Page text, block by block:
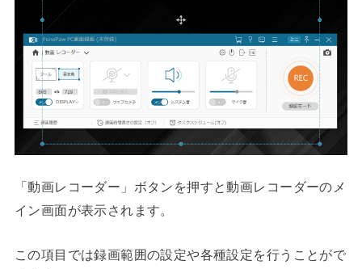
「動画レコーダー」ボタンを押すと動画レコーダーのメ
イン画面が表示されます。
この項目では録画範囲の設定や各種設定を行うことがで